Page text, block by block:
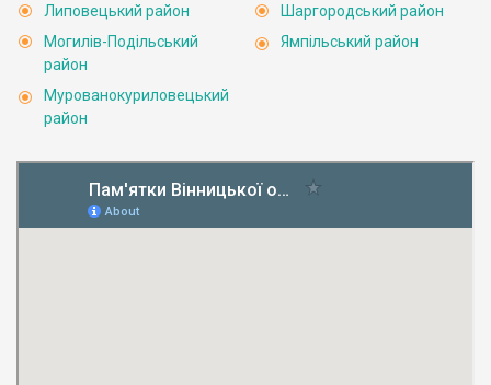
Липовецький район
Могилів-Подільський
район
Мурованокуриловецький
район
Шаргородський район
Ямпільський район